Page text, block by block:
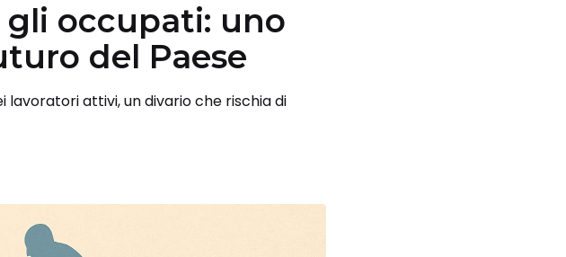
occupati: uno
del Paese
lavoratori attivi, un divario che rischia di